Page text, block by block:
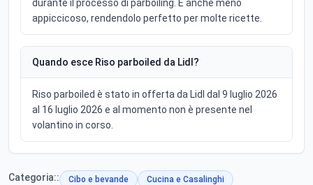
durante il processo di parboiling. È anche meno
appiccicoso, rendendolo perfetto per molte ricette.
Quando esce Riso parboiled da Lidl?
Riso parboiled è stato in offerta da Lidl dal 9 luglio 2026
al 16 luglio 2026 e al momento non è presente nel
volantino in corso.
Categoria:: Cibo e bevande Cucina e Casalinghi